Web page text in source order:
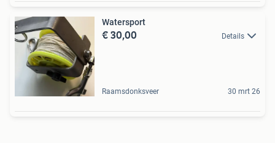
Watersport
€ 30,00 Details
Raamsdonksveer 30 mrt 26